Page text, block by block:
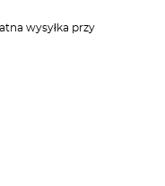
wysyłka przy